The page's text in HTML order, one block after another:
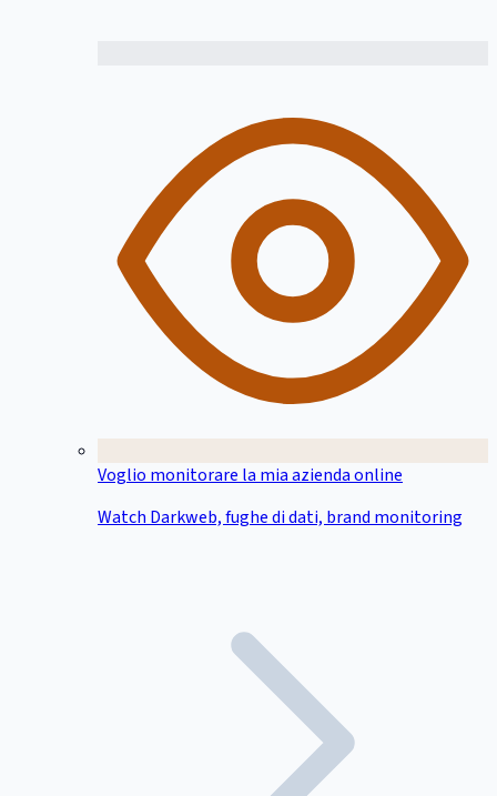
Voglio monitorare la mia azienda online
Watch Darkweb, fughe di dati, brand monitoring